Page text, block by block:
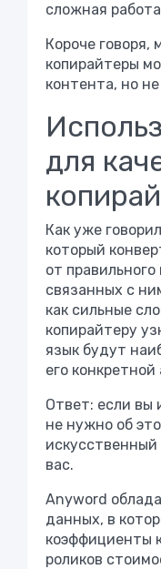
сложная
Короче говоря,
копирайтеры
контента, но
для
Как уже
который
от
связанных с
как сильные
копирайтеру
язык будут
его
Ответ: если вы
не нужно об
вас.
Anyword
данных, в
коэффициенты
роликов